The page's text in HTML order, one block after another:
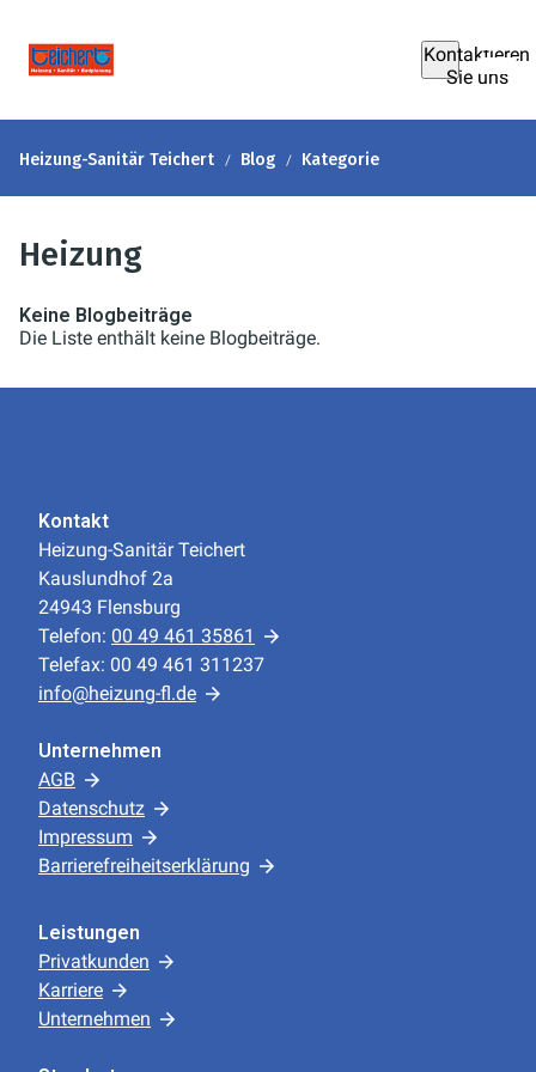
Kontaktieren
Sie uns
Heizung-Sanitär Teichert Blog Kategorie
Heizung
Keine Blogbeiträge
Die Liste enthält keine Blogbeiträge.
Kontakt
Heizung-Sanitär Teichert
Kauslundhof 2a
24943 Flensburg
Telefon: 00 49 461 35861
Telefax: 00 49 461 311237
info@heizung-fl.de
Unternehmen
AGB
Datenschutz
Impressum
Barrierefreiheitserklärung
Leistungen
Privatkunden
Karriere
Unternehmen